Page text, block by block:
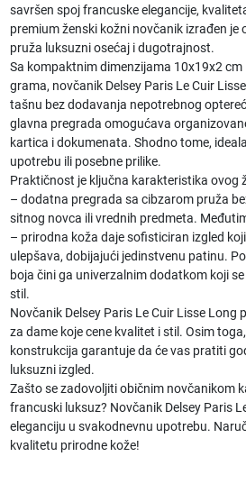
savršen spoj francuske elegancije,
premium ženski kožni novčanik izrađen je
pruža luksuzni osećaj i dugotrajnost.
Sa kompaktnim dimenzijama 10x19x2
grama, novčanik Delsey Paris Le Cuir
tašnu bez dodavanja nepotrebnog
glavna pregrada omogućava
kartica i dokumenata. Shodno tome,
upotrebu ili posebne prilike.
Praktičnost je ključna karakteristika ovog
– dodatna pregrada sa cibzarom pruža
sitnog novca ili vrednih predmeta.
– prirodna koža daje sofisticiran izgled
ulepšava, dobijajući jedinstvenu patinu.
boja čini ga univerzalnim dodatkom koji
stil.
Novčanik Delsey Paris Le Cuir Lisse Long
za dame koje cene kvalitet i stil. Osim
konstrukcija garantuje da će vas pratiti
luksuzni izgled.
Zašto se zadovoljiti običnim novčanikom
francuski luksuz? Novčanik Delsey Paris
eleganciju u svakodnevnu upotrebu.
kvalitetu prirodne kože!